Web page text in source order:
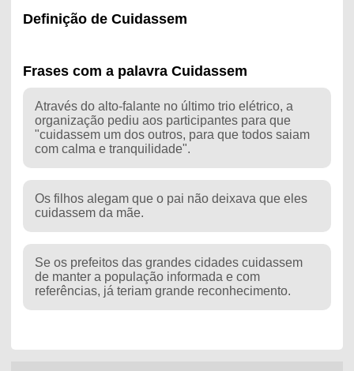
Definição de Cuidassem
Frases com a palavra Cuidassem
Através do alto-falante no último trio elétrico, a
organização pediu aos participantes para que
"cuidassem um dos outros, para que todos saiam
com calma e tranquilidade".
Os filhos alegam que o pai não deixava que eles
cuidassem da mãe.
Se os prefeitos das grandes cidades cuidassem
de manter a população informada e com
referências, já teriam grande reconhecimento.